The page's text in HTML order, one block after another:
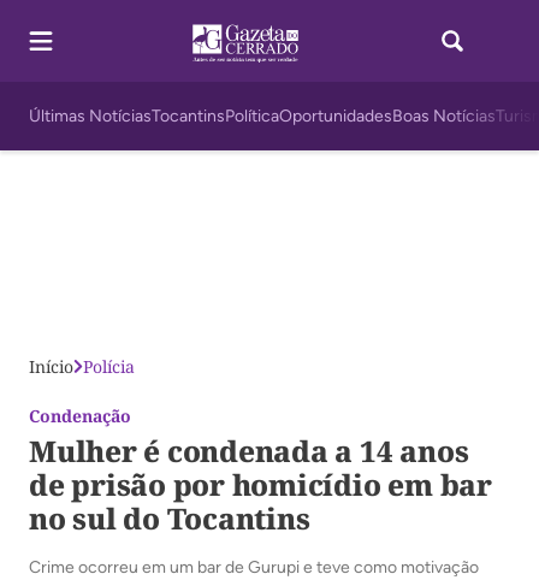
Últimas NotíciasTocantinsPolíticaOportunidadesBoas Notícias
Início Polícia
Condenação
Mulher é condenada a 14 anos
de prisão por homicídio em bar
no sul do Tocantins
Crime ocorreu em um bar de Gurupi e teve como motivação